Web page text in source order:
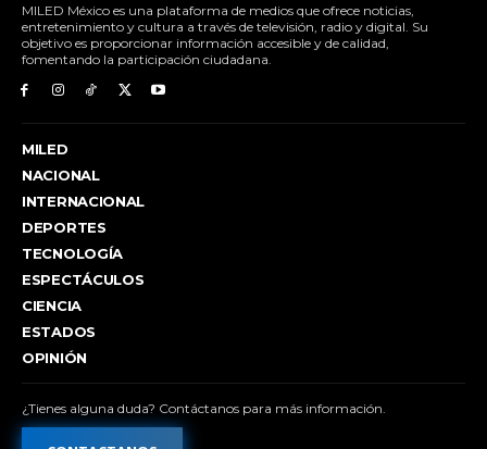
MILED México es una plataforma de medios que ofrece noticias,
entretenimiento y cultura a través de televisión, radio y digital. Su
objetivo es proporcionar información accesible y de calidad,
fomentando la participación ciudadana.
MILED
NACIONAL
INTERNACIONAL
DEPORTES
TECNOLOGÍA
ESPECTÁCULOS
CIENCIA
ESTADOS
OPINIÓN
¿Tienes alguna duda? Contáctanos para más información.